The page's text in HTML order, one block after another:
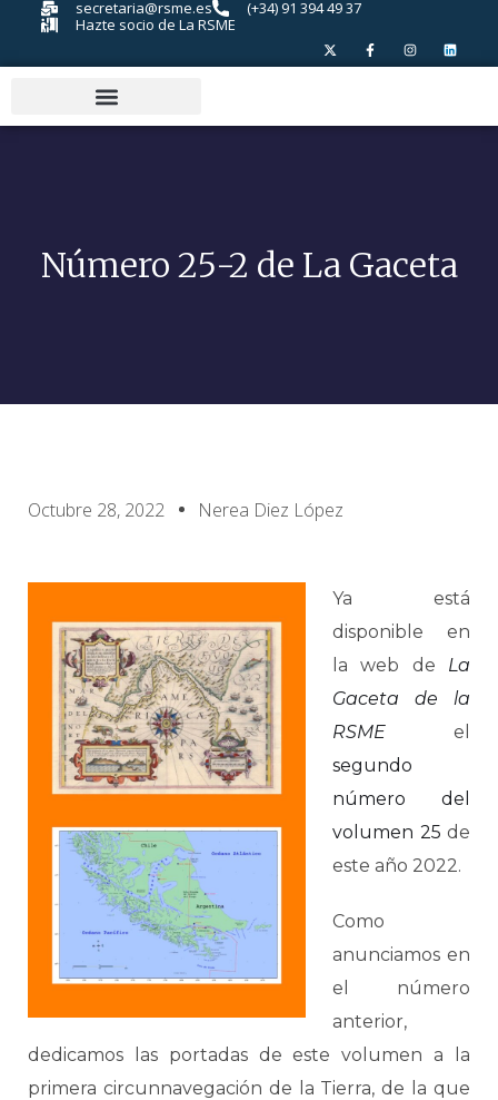
secretaria@rsme.es
(+34) 91 394 49 37
Hazte socio de La RSME
Número 25-2 de La Gaceta
Octubre 28, 2022 Nerea Diez López
Ya está
disponible en
la web de La
Gaceta de la
RSME el
segundo
número del
volumen 25 de
este año 2022.
Como
anunciamos en
el número
anterior,
dedicamos las portadas de este volumen a la
primera circunnavegación de la Tierra, de la que